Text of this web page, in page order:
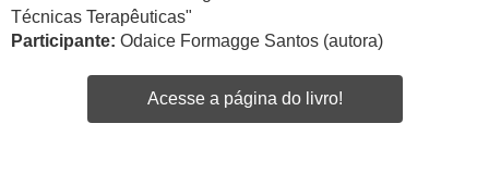
Técnicas Terapêuticas"
Participante: Odaice Formagge Santos (autora)
Acesse a página do livro!